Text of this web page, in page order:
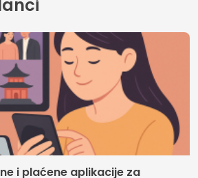
Kontakt
Politika privatnosti
Tko smo mi
© 2026 Crismob